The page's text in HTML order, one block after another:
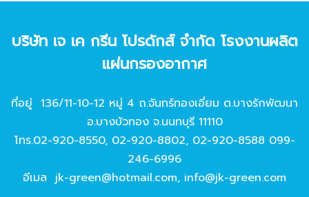
บริษัท เจ เค กรีน โปรดักส์ จํากัด โรงงานผลิต
แผ่นกรองอากาศ
ที่อยู่ 136/11-10-12 หมู่ 4 ถ.จันทร์ทองเอี่ยม ต.บางรักพัฒนา
อ.บางบัวทอง จ.นนทบุรี 11110
โทร.02-920-8550, 02-920-8802, 02-920-8588 099-
246-6996
อีเมล jk-green@hotmail.com, info@jk-green.com